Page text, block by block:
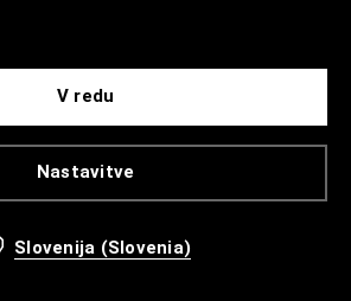
Nastavitve
V redu
Slovenija (Slovenia)